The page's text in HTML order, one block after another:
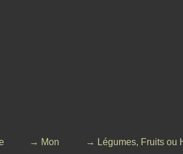
→ Mon
→ Légumes, Fruits ou